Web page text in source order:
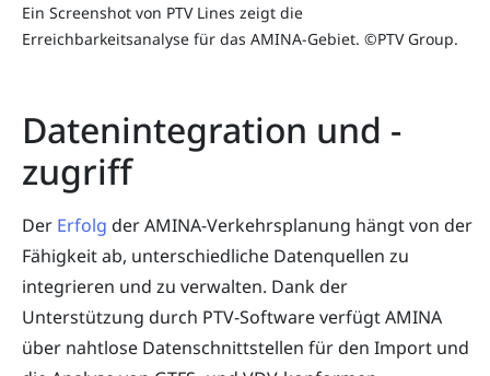
Ein Screenshot von PTV Lines zeigt die
Erreichbarkeitsanalyse für das AMINA-Gebiet. ©PTV Group.
Datenintegration und -
zugriff
Der Erfolg der AMINA-Verkehrsplanung hängt von der
Fähigkeit ab, unterschiedliche Datenquellen zu
integrieren und zu verwalten. Dank der
Unterstützung durch PTV-Software verfügt AMINA
über nahtlose Datenschnittstellen für den Import und